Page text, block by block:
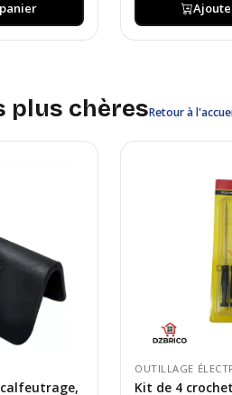
plus chèresRetour à
OUTILLAGE
Kit de 4